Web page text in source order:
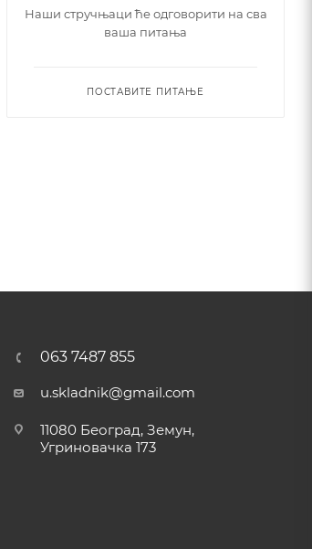
Наши стручњаци ће одговорити на сва
ваша питања
ПОСТАВИТЕ ПИТАЊЕ
063 7487 855
u.skladnik@gmail.com
11080 Београд, Земун,
Угриновачка 173